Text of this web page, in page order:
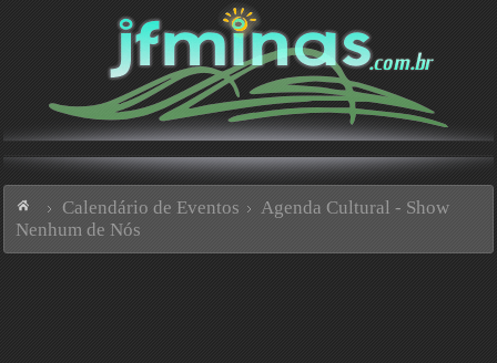
Calendário de Eventos
Agenda Cultural - Show
Nenhum de Nós